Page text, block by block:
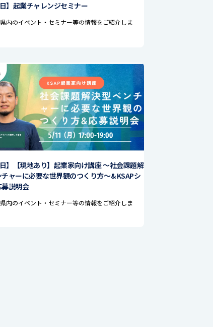
日】起業チャレンジセミナー
内のイベント・セミナー等の情報をご紹介しま
日】【現地あり】起業家向け講座 〜社会課題解
ャーに必要な世界観のつくり方〜& KSAPシ
説明会
内のイベント・セミナー等の情報をご紹介しま